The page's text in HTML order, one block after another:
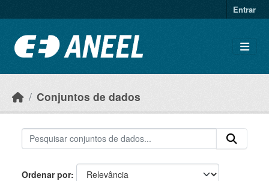
Entrar
Conjuntos de dados
Ordenar por